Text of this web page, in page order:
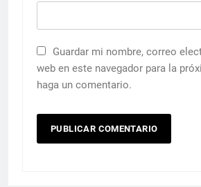
Guardar mi nombre, correo
web en este navegador para la
haga un comentario.